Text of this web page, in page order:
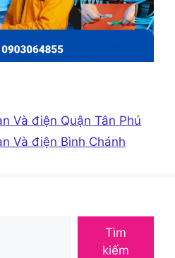
Và điện Quận Tân Phú
Và điện Bình Chánh
Tìm
kiếm